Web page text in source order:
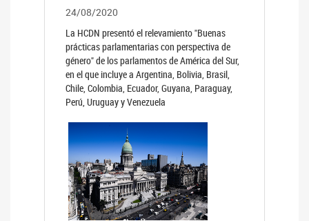
24/08/2020
La HCDN presentó el relevamiento "Buenas
prácticas parlamentarias con perspectiva de
género" de los parlamentos de América del Sur,
en el que incluye a Argentina, Bolivia, Brasil,
Chile, Colombia, Ecuador, Guyana, Paraguay,
Perú, Uruguay y Venezuela